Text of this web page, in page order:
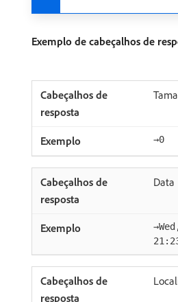
Exemplo de cabeçalhos de
→0
Data